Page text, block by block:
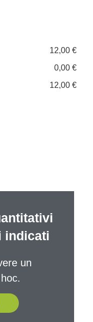
12,00 €
0,00 €
12,00 €
indicati
un